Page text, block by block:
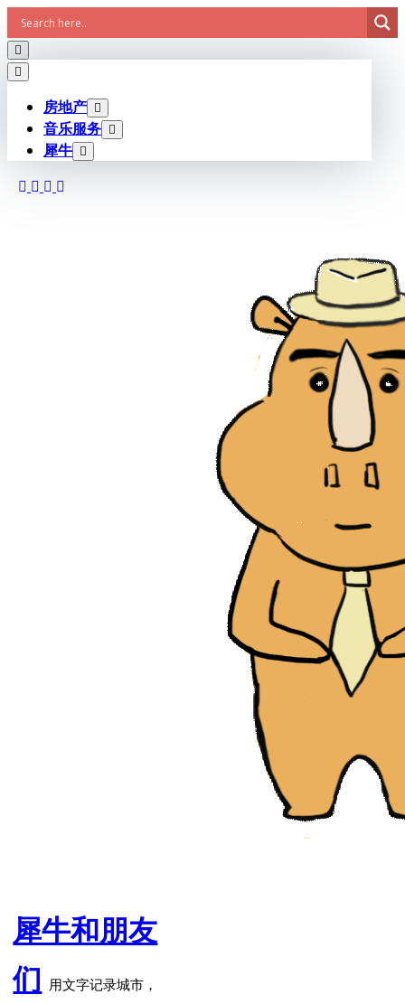
Skip
to
content
房地产
音乐服务
犀牛
犀牛和朋友
们 用文字记录城市，